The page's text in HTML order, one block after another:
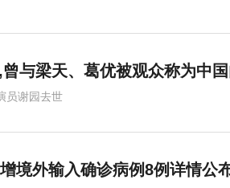
与梁天、葛优被观众称为中
员谢园去世
境外输入确诊病例8例详情公